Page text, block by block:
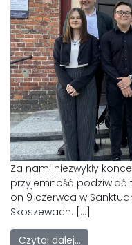
Za nami niezwykły
przyjemność podziwiać
on 9 czerwca w
Skoszewach. […]
Czytaj dalej…